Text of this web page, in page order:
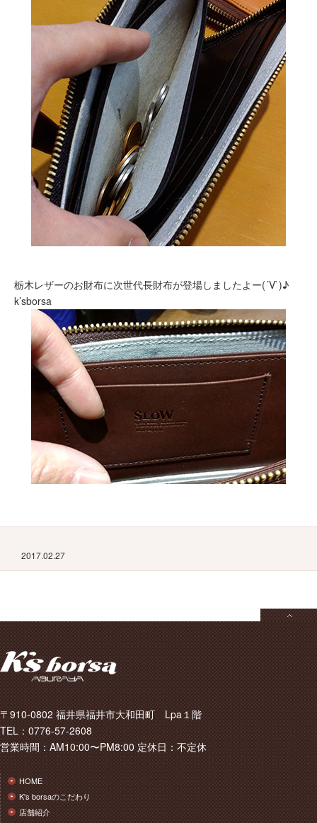
栃木レザーのお財布に次世代長財布が登場しましたよー(´V`)♪
k’sborsa
2017.02.27
〒910-0802 福井県福井市大和田町 Lpa１階
TEL：0776-57-2608
営業時間：AM10:00〜PM8:00 定休日：不定休
HOME
K's borsaのこだわり
店舗紹介